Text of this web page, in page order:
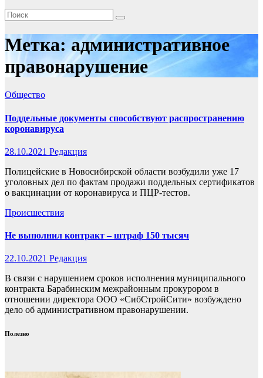
Метка:административное
правонарушение
Общество
Поддельные документы способствуют распространению
коронавируса
28.10.2021 Редакция
Полицейские в Новосибирской области возбудили уже 17
уголовных дел по фактам продажи поддельных сертификатов
о вакцинации от коронавируса и ПЦР-тестов.
Происшествия
Не выполнил контракт – штраф 150 тысяч
22.10.2021 Редакция
В связи с нарушением сроков исполнения муниципального
контракта Барабинским межрайонным прокурором в
отношении директора ООО «СибСтройСити» возбуждено
дело об административном правонарушении.
Полезно